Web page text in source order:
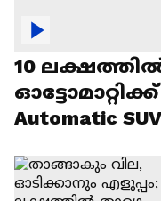
10
Automatic